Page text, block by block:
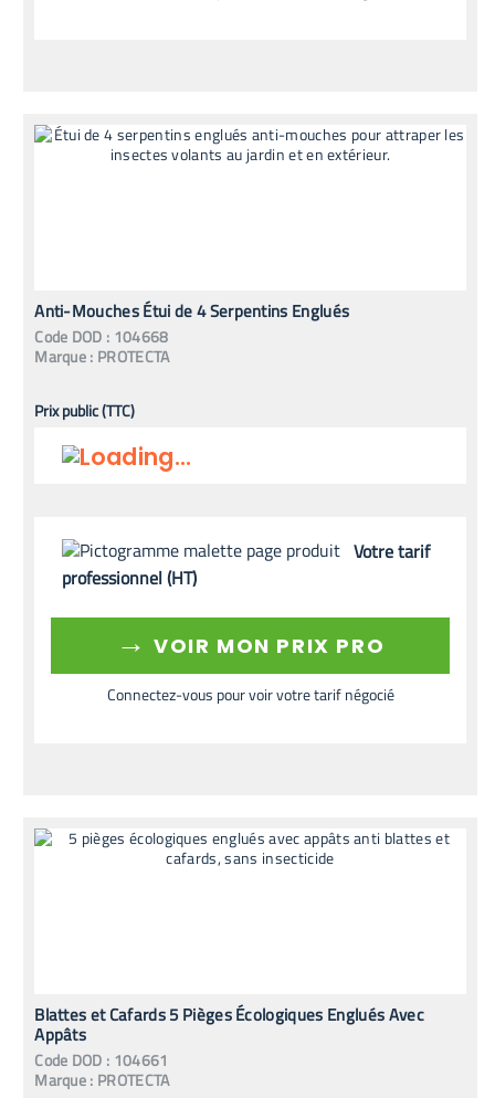
Anti-Mouches Étui de 4 Serpentins Englués
Code DOD : 104668
Marque : PROTECTA
Prix public (TTC)
Votre tarif
professionnel (HT)
→ VOIR MON PRIX PRO
Connectez-vous pour voir votre tarif négocié
Blattes et Cafards 5 Pièges Écologiques Englués Avec
Appâts
Code DOD : 104661
Marque : PROTECTA